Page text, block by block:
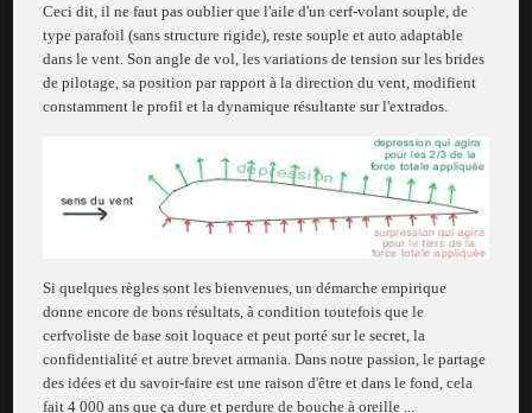
Ceci dit, il ne faut pas oublier que l'aile d'un cerf-volant souple, de
type parafoil (sans structure rigide), reste souple et auto adaptable
dans le vent. Son angle de vol, les variations de tension sur les brides
de pilotage, sa position par rapport à la direction du vent, modifient
constamment le profil et la dynamique résultante sur l'extrados.
Si quelques règles sont les bienvenues, un démarche empirique
donne encore de bons résultats, à condition toutefois que le
cerfvoliste de base soit loquace et peut porté sur le secret, la
confidentialité et autre brevet armania. Dans notre passion, le partage
des idées et du savoir-faire est une raison d'être et dans le fond, cela
fait 4 000 ans que ça dure et perdure de bouche à oreille ...